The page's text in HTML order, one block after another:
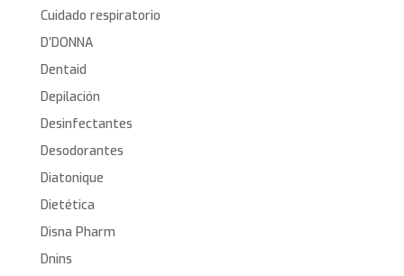
Cuidado respiratorio
D’DONNA
Dentaid
Depilación
Desinfectantes
Desodorantes
Diatonique
Dietética
Disna Pharm
Dnins